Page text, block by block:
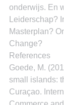
onderwijs. En
Leiderschap?
Masterplan?
Change?
References
Goede, M.
small islands:
Curaçao.